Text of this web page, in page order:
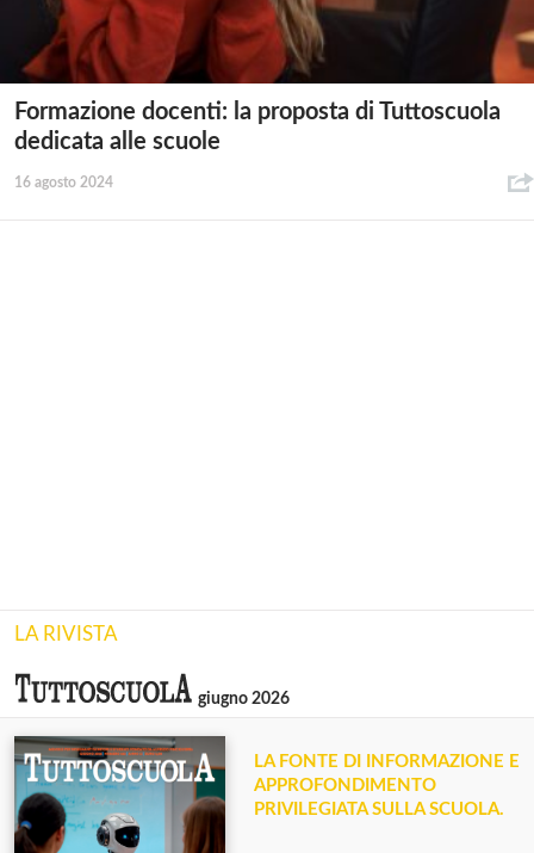
Formazione docenti: la proposta di Tuttoscuola
dedicata alle scuole
16 agosto 2024
LA RIVISTA
giugno 2026
LA FONTE DI INFORMAZIONE E
APPROFONDIMENTO
PRIVILEGIATA SULLA SCUOLA.